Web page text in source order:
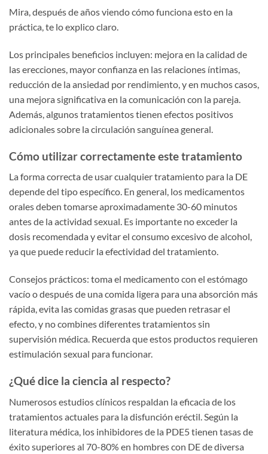
Mira, después de años viendo cómo funciona esto en la
práctica, te lo explico claro.
Los principales beneficios incluyen: mejora en la calidad de
las erecciones, mayor confianza en las relaciones íntimas,
reducción de la ansiedad por rendimiento, y en muchos casos,
una mejora significativa en la comunicación con la pareja.
Además, algunos tratamientos tienen efectos positivos
adicionales sobre la circulación sanguínea general.
Cómo utilizar correctamente este tratamiento
La forma correcta de usar cualquier tratamiento para la DE
depende del tipo específico. En general, los medicamentos
orales deben tomarse aproximadamente 30-60 minutos
antes de la actividad sexual. Es importante no exceder la
dosis recomendada y evitar el consumo excesivo de alcohol,
ya que puede reducir la efectividad del tratamiento.
Consejos prácticos: toma el medicamento con el estómago
vacío o después de una comida ligera para una absorción más
rápida, evita las comidas grasas que pueden retrasar el
efecto, y no combines diferentes tratamientos sin
supervisión médica. Recuerda que estos productos requieren
estimulación sexual para funcionar.
¿Qué dice la ciencia al respecto?
Numerosos estudios clínicos respaldan la eficacia de los
tratamientos actuales para la disfunción eréctil. Según la
literatura médica, los inhibidores de la PDE5 tienen tasas de
éxito superiores al 70-80% en hombres con DE de diversa